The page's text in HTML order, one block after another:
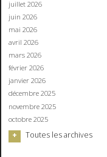
juillet 2026
juin 2026
mai 2026
avril 2026
mars 2026
février 2026
janvier 2026
décembre 2025
novembre 2025
octobre 2025
Toutes les archives